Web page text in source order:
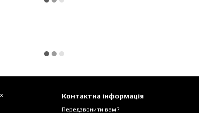
Контактна інформація
Передзвонити вам?